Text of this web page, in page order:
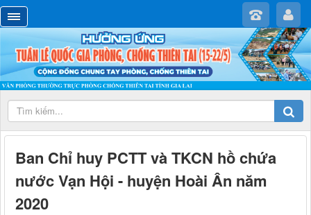
Ban Chỉ huy PCTT và TKCN hồ chứa
nước Vạn Hội - huyện Hoài Ân năm
2020